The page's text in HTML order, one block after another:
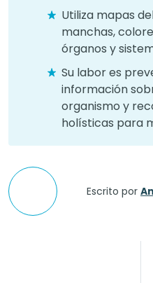
Utiliza mapas
manchas,
órganos y
Su labor es
información
organismo y
holísticas para
Escrito por